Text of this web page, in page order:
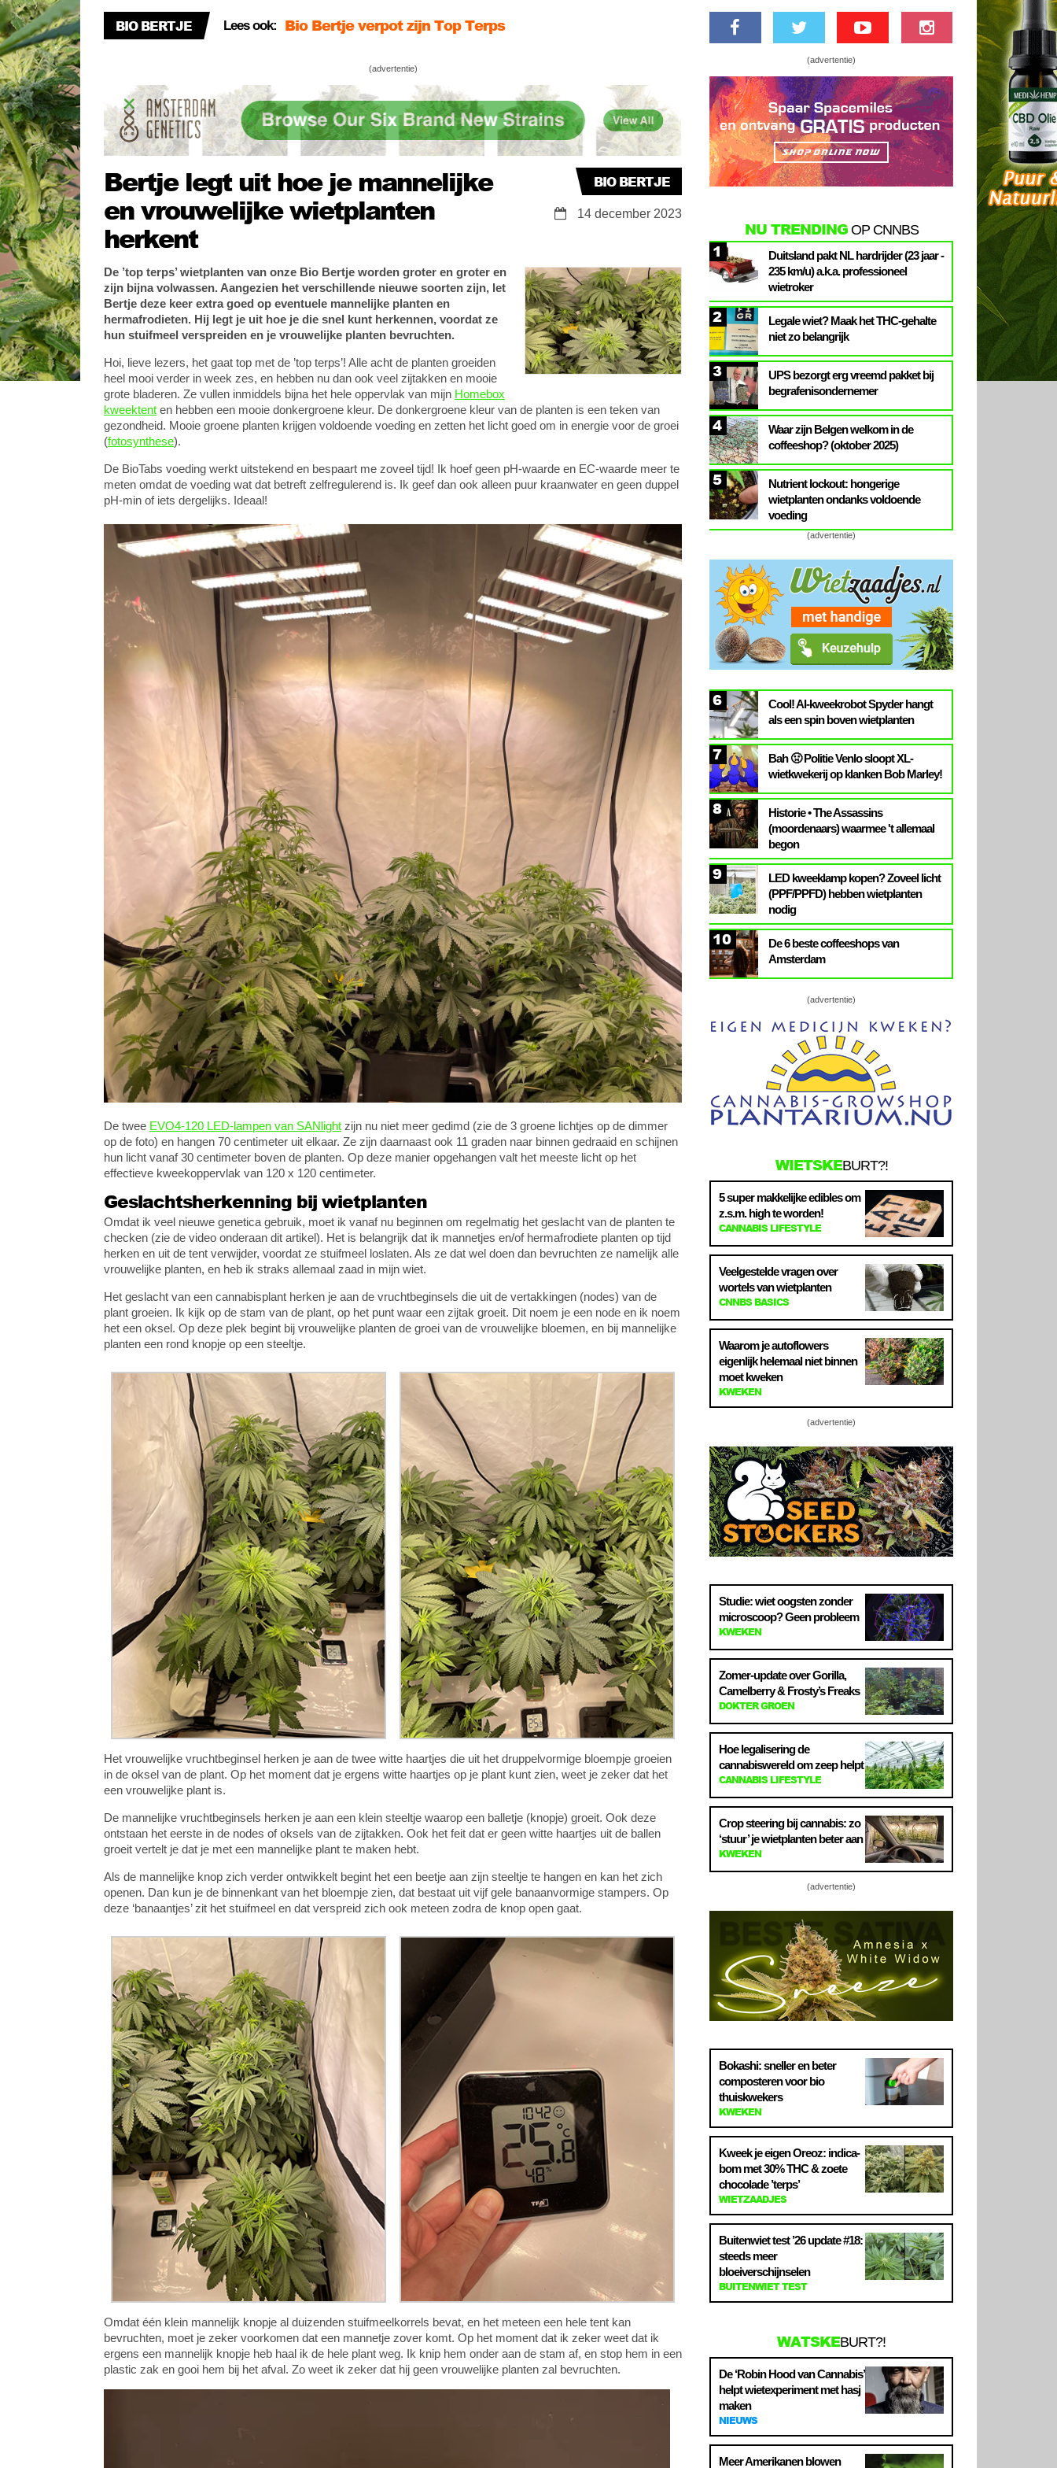
BIO BERTJE Lees ook:
Bertje peutert zaadhulsjes en vliesjes van zijn zaailingen
Bio Bertje zet zijn top terps in de bloeistand
(advertentie)
Bertje legt uit hoe je mannelijke
en vrouwelijke wietplanten
herkent
BIO BERTJE
14 december 2023
De ’top terps’ wietplanten van onze Bio Bertje worden groter en groter en
zijn bijna volwassen. Aangezien het verschillende nieuwe soorten zijn, let
Bertje deze keer extra goed op eventuele mannelijke planten en
hermafrodieten. Hij legt je uit hoe je die snel kunt herkennen, voordat ze
hun stuifmeel verspreiden en je vrouwelijke planten bevruchten.
Hoi, lieve lezers, het gaat top met de ’top terps’! Alle acht de planten groeiden
heel mooi verder in week zes, en hebben nu dan ook veel zijtakken en mooie
grote bladeren. Ze vullen inmiddels bijna het hele oppervlak van mijn Homebox
kweektent en hebben een mooie donkergroene kleur. De donkergroene kleur van de planten is een teken van
gezondheid. Mooie groene planten krijgen voldoende voeding en zetten het licht goed om in energie voor de groei
(fotosynthese).
De BioTabs voeding werkt uitstekend en bespaart me zoveel tijd! Ik hoef geen pH-waarde en EC-waarde meer te
meten omdat de voeding wat dat betreft zelfregulerend is. Ik geef dan ook alleen puur kraanwater en geen duppel
pH-min of iets dergelijks. Ideaal!
De twee EVO4-120 LED-lampen van SANlight zijn nu niet meer gedimd (zie de 3 groene lichtjes op de dimmer
op de foto) en hangen 70 centimeter uit elkaar. Ze zijn daarnaast ook 11 graden naar binnen gedraaid en schijnen
hun licht vanaf 30 centimeter boven de planten. Op deze manier opgehangen valt het meeste licht op het
effectieve kweekoppervlak van 120 x 120 centimeter.
Geslachtsherkenning bij wietplanten
Omdat ik veel nieuwe genetica gebruik, moet ik vanaf nu beginnen om regelmatig het geslacht van de planten te
checken (zie de video onderaan dit artikel). Het is belangrijk dat ik mannetjes en/of hermafrodiete planten op tijd
herken en uit de tent verwijder, voordat ze stuifmeel loslaten. Als ze dat wel doen dan bevruchten ze namelijk alle
vrouwelijke planten, en heb ik straks allemaal zaad in mijn wiet.
Het geslacht van een cannabisplant herken je aan de vruchtbeginsels die uit de vertakkingen (nodes) van de
plant groeien. Ik kijk op de stam van de plant, op het punt waar een zijtak groeit. Dit noem je een node en ik noem
het een oksel. Op deze plek begint bij vrouwelijke planten de groei van de vrouwelijke bloemen, en bij mannelijke
planten een rond knopje op een steeltje.
Het vrouwelijke vruchtbeginsel herken je aan de twee witte haartjes die uit het druppelvormige bloempje groeien
in de oksel van de plant. Op het moment dat je ergens witte haartjes op je plant kunt zien, weet je zeker dat het
een vrouwelijke plant is.
De mannelijke vruchtbeginsels herken je aan een klein steeltje waarop een balletje (knopje) groeit. Ook deze
ontstaan het eerste in de nodes of oksels van de zijtakken. Ook het feit dat er geen witte haartjes uit de ballen
groeit vertelt je dat je met een mannelijke plant te maken hebt.
Als de mannelijke knop zich verder ontwikkelt begint het een beetje aan zijn steeltje te hangen en kan het zich
openen. Dan kun je de binnenkant van het bloempje zien, dat bestaat uit vijf gele banaanvormige stampers. Op
deze ‘banaantjes’ zit het stuifmeel en dat verspreid zich ook meteen zodra de knop open gaat.
Omdat één klein mannelijk knopje al duizenden stuifmeelkorrels bevat, en het meteen een hele tent kan
bevruchten, moet je zeker voorkomen dat een mannetje zover komt. Op het moment dat ik zeker weet dat ik
ergens een mannelijk knopje heb haal ik de hele plant weg. Ik knip hem onder aan de stam af, en stop hem in een
plastic zak en gooi hem bij het afval. Zo weet ik zeker dat hij geen vrouwelijke planten zal bevruchten.
(advertentie)
NU TRENDINGOP CNNBS
1
Duitsland pakt NL hardrijder (23 jaar -
235 km/u) a.k.a. professioneel
wietroker
2
Legale wiet? Maak het THC-gehalte
niet zo belangrijk
3
UPS bezorgt erg vreemd pakket bij
begrafenisondernemer
4
Waar zijn Belgen welkom in de
coffeeshop? (oktober 2025)
5
Nutrient lockout: hongerige
wietplanten ondanks voldoende
voeding
(advertentie)
6
Cool! AI-kweekrobot Spyder hangt
als een spin boven wietplanten
7
Bah 🤢 Politie Venlo sloopt XL-
wietkwekerij op klanken Bob Marley!
8
Historie • The Assassins
(moordenaars) waarmee 't allemaal
begon
9
LED kweeklamp kopen? Zoveel licht
(PPF/PPFD) hebben wietplanten
nodig
10
De 6 beste coffeeshops van
Amsterdam
(advertentie)
WIETSKEBURT?!
5 super makkelijke edibles om
z.s.m. high te worden!
CANNABIS LIFESTYLE
Veelgestelde vragen over
wortels van wietplanten
CNNBS BASICS
Waarom je autoflowers
eigenlijk helemaal niet binnen
moet kweken
KWEKEN
(advertentie)
Studie: wiet oogsten zonder
microscoop? Geen probleem
KWEKEN
Zomer-update over Gorilla,
Camelberry & Frosty’s Freaks
DOKTER GROEN
Hoe legalisering de
cannabiswereld om zeep helpt
CANNABIS LIFESTYLE
Crop steering bij cannabis: zo
‘stuur’ je wietplanten beter aan
KWEKEN
(advertentie)
Bokashi: sneller en beter
composteren voor bio
thuiskwekers
KWEKEN
Kweek je eigen Oreoz: indica-
bom met 30% THC & zoete
chocolade ’terps’
WIETZAADJES
Buitenwiet test ’26 update #18:
steeds meer
bloeiverschijnselen
BUITENWIET TEST
WATSKEBURT?!
De ‘Robin Hood van Cannabis’
helpt wietexperiment met hasj
maken
NIEUWS
Meer Amerikanen blowen